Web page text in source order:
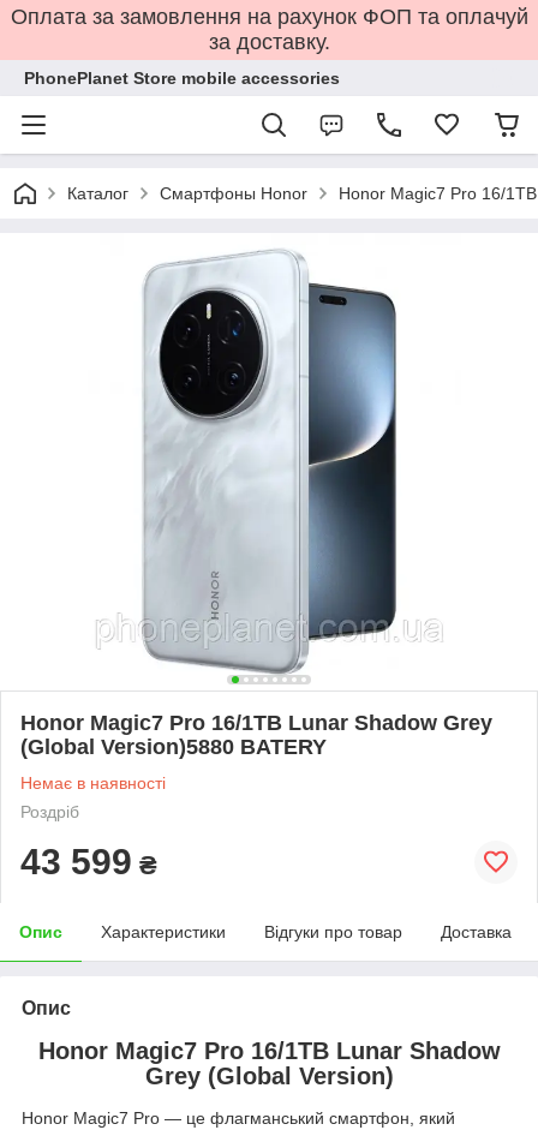
Оплата за замовлення на рахунок ФОП та оплачуй
за доставку.
PhonePlanet Store mobile accessories
Каталог Смартфоны Honor Honor Magic7 Pro 16/
Honor Magic7 Pro 16/1TB Lunar Shadow Grey
(Global Version)5880 BATERY
Немає в наявності
Роздріб
43 599 ₴
Опис Характеристики Відгуки про товар Доставка
Опис
Honor Magic7 Pro 16/1TB Lunar Shadow
Grey (Global Version)
Honor Magic7 Pro — це флагманський смартфон, який